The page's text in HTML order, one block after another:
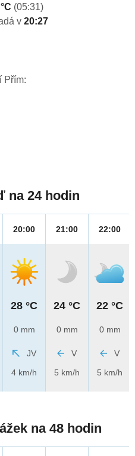
(05:31)
v 20:27
Přím:
na 24 hodin
20:00
28 °C
0 mm
JV
4 km/h
21:00
24 °C
0 mm
V
5 km/h
22:00
22 °C
0 mm
V
5 km/h
na 48 hodin